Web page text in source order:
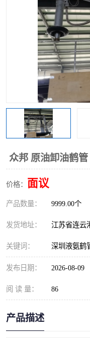
众邦 原油卸油鹤
价格： 面议
产品数量： 9999.00个
发货地址： 江苏省连云
关键词： 深圳液氨鹤
发布日期： 2026-08-09
阅 读 量： 86
产品描述